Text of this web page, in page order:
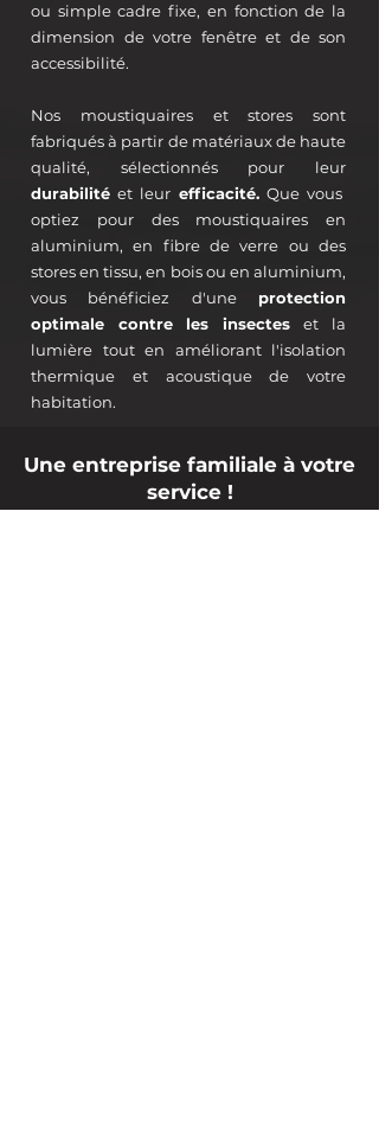
ou simple cadre fixe, en fonction de la
dimension de votre fenêtre et de son
accessibilité.
Nos moustiquaires et stores sont
fabriqués à partir de matériaux de haute
qualité, sélectionnés pour leur
durabilité et leur efficacité.Que vous
optiez pour des moustiquaires en
aluminium, en fibre de verre ou des
stores en tissu, en bois ou en aluminium,
vous bénéficiez d'une protection
optimale contre les insecteset la
lumière tout en améliorant l'isolation
thermique et acoustique de votre
habitation.
Une entreprise familiale à votre
service !